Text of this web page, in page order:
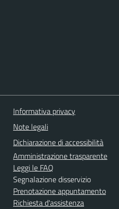
Informativa privacy
Note legali
Dichiarazione di accessibilità
Amministrazione trasparente
Leggi le FAQ
Segnalazione disservizio
Prenotazione appuntamento
Richiesta d'assistenza